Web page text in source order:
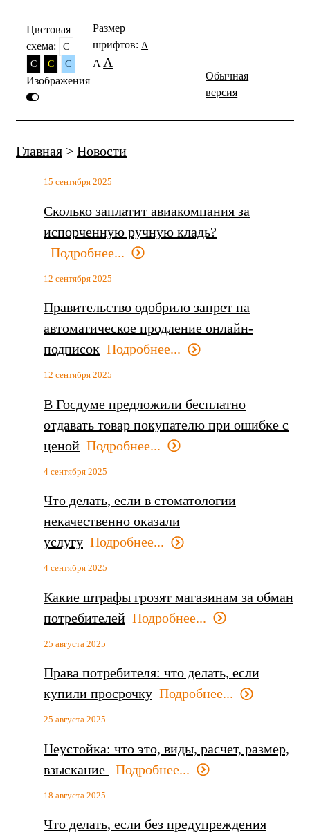
Цветовая
схема:
C
C
C C
Размер
шрифтов: A
A A
Изображения
Обычная
версия
Главная > Новости
15 сентября 2025
Сколько заплатит авиакомпания за
испорченную ручную кладь?
Подробнее...
12 сентября 2025
Правительство одобрило запрет на
автоматическое продление онлайн-
подписок Подробнее...
12 сентября 2025
В Госдуме предложили бесплатно
отдавать товар покупателю при ошибке с
ценой Подробнее...
4 сентября 2025
Что делать, если в стоматологии
некачественно оказали
услугу Подробнее...
4 сентября 2025
Какие штрафы грозят магазинам за обман
потребителей Подробнее...
25 августа 2025
Права потребителя: что делать, если
купили просрочку Подробнее...
25 августа 2025
Неустойка: что это, виды, расчет, размер,
взыскание
Подробнее...
18 августа 2025
Что делать, если без предупреждения